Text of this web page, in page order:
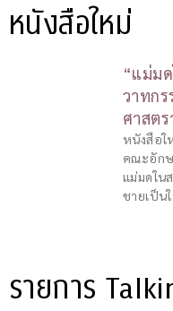
หนังสือใหม่
“แม่ม
วาทก
ศาสต
หนังสือใ
คณะอักษ
แม่มดใน
ชายเป็น
รายการ